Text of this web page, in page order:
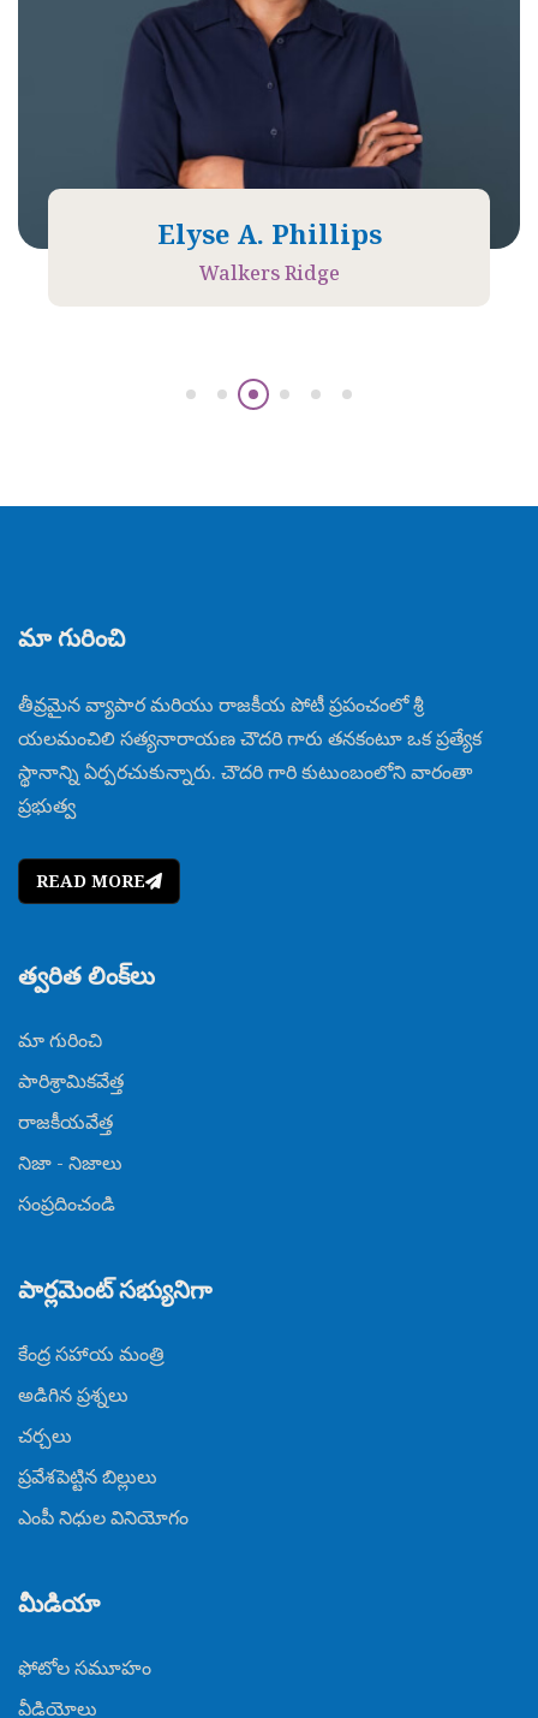
Elyse A. Phillips
Walkers Ridge
మా గురించి
తీవ్రమైన వ్యాపార మరియు రాజకీయ పోటీ ప్రపంచంలో శ్రీ
యలమంచిలి సత్యనారాయణ చౌదరి గారు తనకంటూ ఒక ప్రత్యేక
స్థానాన్ని ఏర్పరచుకున్నారు. చౌదరి గారి కుటుంబంలోని వారంతా
ప్రభుత్వ
READ MORE
త్వరిత లింక్‌లు
మా గురించి
పారిశ్రామికవేత్త
రాజకీయవేత్త
నిజా - నిజాలు
సంప్రదించండి
పార్లమెంట్ సభ్యునిగా
కేంద్ర సహాయ మంత్రి
అడిగిన ప్రశ్నలు
చర్చలు
ప్రవేశపెట్టిన బిల్లులు
ఎంపీ నిధుల వినియోగం
మీడియా
ఫోటోల సమూహం
వీడియోలు